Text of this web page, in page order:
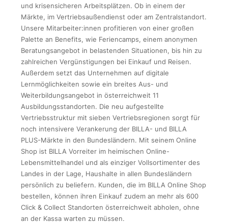
und krisensicheren Arbeitsplätzen. Ob in einem der
Märkte, im Vertriebsaußendienst oder am Zentralstandort.
Unsere Mitarbeiter:innen profitieren von einer großen
Palette an Benefits, wie Feriencamps, einem anonymen
Beratungsangebot in belastenden Situationen, bis hin zu
zahlreichen Vergünstigungen bei Einkauf und Reisen.
Außerdem setzt das Unternehmen auf digitale
Lernmöglichkeiten sowie ein breites Aus- und
Weiterbildungsangebot in österreichweit 11
Ausbildungsstandorten. Die neu aufgestellte
Vertriebsstruktur mit sieben Vertriebsregionen sorgt für
noch intensivere Verankerung der BILLA- und BILLA
PLUS-Märkte in den Bundesländern. Mit seinem Online
Shop ist BILLA Vorreiter im heimischen Online-
Lebensmittelhandel und als einziger Vollsortimenter des
Landes in der Lage, Haushalte in allen Bundesländern
persönlich zu beliefern. Kunden, die im BILLA Online Shop
bestellen, können ihren Einkauf zudem an mehr als 600
Click & Collect Standorten österreichweit abholen, ohne
an der Kassa warten zu müssen.